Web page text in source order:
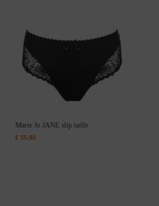
Marie Jo JANE slip taille
€ 55,90